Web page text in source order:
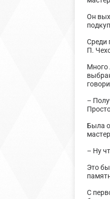
Он
Среди
П.
Много
–
Была
– Ну
Это
С